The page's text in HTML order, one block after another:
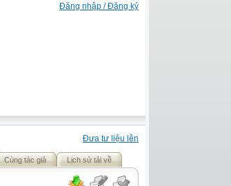
Đăng nhập / Đăng ký
Đưa tư liệu lên
Cùng tác giả Lịch sử tải về